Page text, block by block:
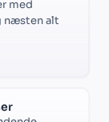
med
næsten alt